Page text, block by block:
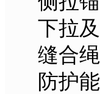
下拉及
缝合绳
防护能